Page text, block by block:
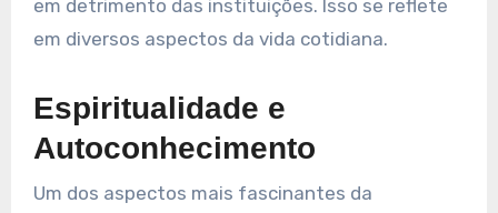
em detrimento das instituições. Isso se reflete
em diversos aspectos da vida cotidiana.
Espiritualidade e
Autoconhecimento
Um dos aspectos mais fascinantes da